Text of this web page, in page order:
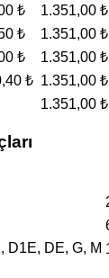
₺ 1.351,00 ₺
₺ 1.351,00 ₺
₺ 1.351,00 ₺
₺ 1.351,00 ₺
1.351,00 ₺
D1E, DE, G, M